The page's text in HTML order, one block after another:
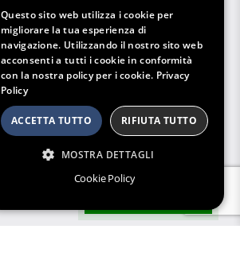
Questo sito web utilizza i cookie per
migliorare la tua esperienza di
navigazione. Utilizzando il nostro sito web
acconsenti a tutti i cookie in conformità
con la nostra policy per i cookie. Privacy
Policy
ACCETTA TUTTO RIFIUTA TUTTO
MOSTRA DETTAGLI
Cookie Policy